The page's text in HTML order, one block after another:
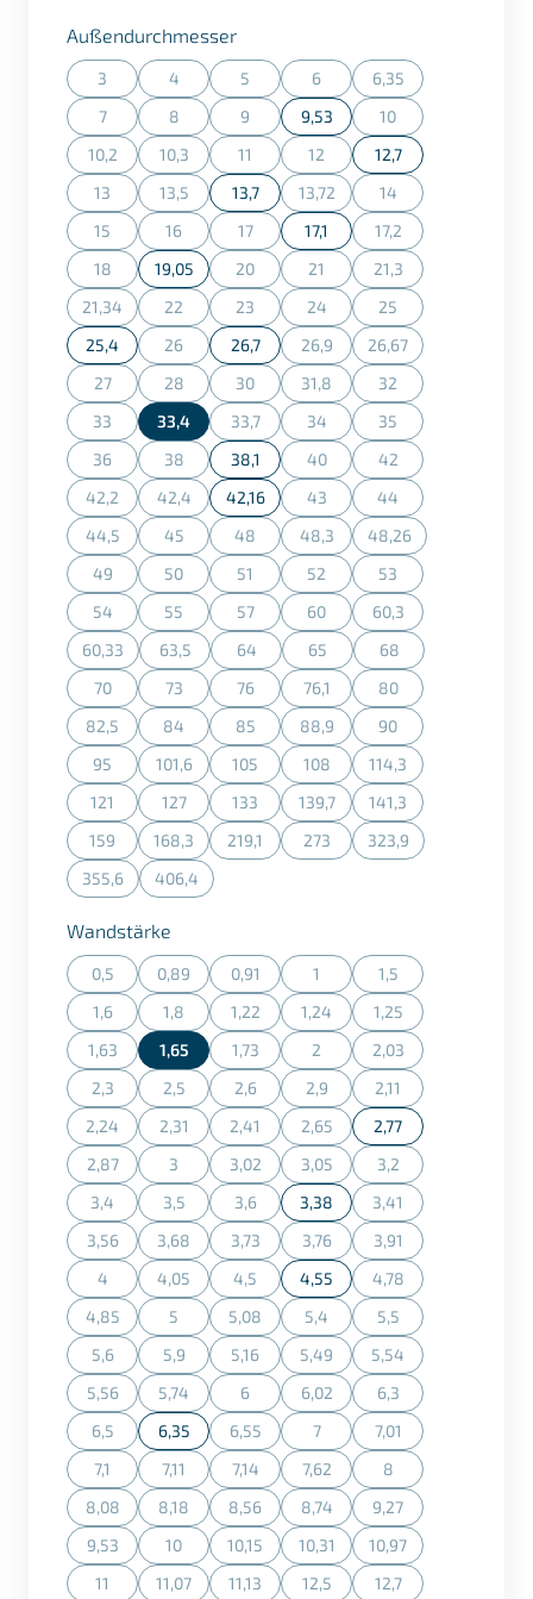
Außendurchmesserauswählen
3
(Diese Option ist zurzeit nicht verfügbar.)
4
(Diese Option ist zurzeit nicht verfügbar.)
5
(Diese Option ist zurzeit nicht verfügbar.)
6
(Diese Option ist zurzeit nicht
6,35
(Diese Option ist
7
(Diese Option ist zurzeit nicht verfügbar.)
8
(Diese Option ist zurzeit nicht verfügbar.)
9
(Diese Option ist zurzeit nicht verfügbar.)
9,53 10
(Diese Option ist
10,2
(Diese Option ist zurzeit nicht verfügbar.)
10,3
(Diese Option ist zurzeit nicht verfügbar.)
11
(Diese Option ist zurzeit nicht verfügbar.)
12
(Diese Option ist zurzeit nicht
12,7
13
(Diese Option ist zurzeit nicht verfügbar.)
13,5
(Diese Option ist zurzeit nicht verfügbar.)
13,7 13,72
(Diese Option ist zurzeit nicht
14
(Diese Option ist
15
(Diese Option ist zurzeit nicht verfügbar.)
16
(Diese Option ist zurzeit nicht verfügbar.)
17
(Diese Option ist zurzeit nicht verfügbar.)
17,1 17,2
(Diese Option ist
18
(Diese Option ist zurzeit nicht verfügbar.)
19,05 20
(Diese Option ist zurzeit nicht verfügbar.)
21
(Diese Option ist zurzeit nicht
21,3
(Diese Option ist
21,34
(Diese Option ist zurzeit nicht verfügbar.)
22
(Diese Option ist zurzeit nicht verfügbar.)
23
(Diese Option ist zurzeit nicht verfügbar.)
24
(Diese Option ist zurzeit nicht
25
(Diese Option ist
25,4 26
(Diese Option ist zurzeit nicht verfügbar.)
26,7 26,9
(Diese Option ist zurzeit nicht
26,67
(Diese Option ist
27
(Diese Option ist zurzeit nicht verfügbar.)
28
(Diese Option ist zurzeit nicht verfügbar.)
30
(Diese Option ist zurzeit nicht verfügbar.)
31,8
(Diese Option ist zurzeit nicht
32
(Diese Option ist
33
(Diese Option ist zurzeit nicht verfügbar.)
33,4 33,7
(Diese Option ist zurzeit nicht verfügbar.)
34
(Diese Option ist zurzeit nicht
35
(Diese Option ist
36
(Diese Option ist zurzeit nicht verfügbar.)
38
(Diese Option ist zurzeit nicht verfügbar.)
38,1 40
(Diese Option ist zurzeit nicht
42
(Diese Option ist
42,2
(Diese Option ist zurzeit nicht verfügbar.)
42,4
(Diese Option ist zurzeit nicht verfügbar.)
42,16 43
(Diese Option ist zurzeit nicht
44
(Diese Option ist
44,5
(Diese Option ist zurzeit nicht verfügbar.)
45
(Diese Option ist zurzeit nicht verfügbar.)
48
(Diese Option ist zurzeit nicht verfügbar.)
48,3
(Diese Option ist zurzeit nicht
48,26
(Diese Option ist
49
(Diese Option ist zurzeit nicht verfügbar.)
50
(Diese Option ist zurzeit nicht verfügbar.)
51
(Diese Option ist zurzeit nicht verfügbar.)
52
(Diese Option ist zurzeit nicht
53
(Diese Option ist
54
(Diese Option ist zurzeit nicht verfügbar.)
55
(Diese Option ist zurzeit nicht verfügbar.)
57
(Diese Option ist zurzeit nicht verfügbar.)
60
(Diese Option ist zurzeit nicht
60,3
(Diese Option ist
60,33
(Diese Option ist zurzeit nicht verfügbar.)
63,5
(Diese Option ist zurzeit nicht verfügbar.)
64
(Diese Option ist zurzeit nicht verfügbar.)
65
(Diese Option ist zurzeit nicht
68
(Diese Option ist
70
(Diese Option ist zurzeit nicht verfügbar.)
73
(Diese Option ist zurzeit nicht verfügbar.)
76
(Diese Option ist zurzeit nicht verfügbar.)
76,1
(Diese Option ist zurzeit nicht
80
(Diese Option ist
82,5
(Diese Option ist zurzeit nicht verfügbar.)
84
(Diese Option ist zurzeit nicht verfügbar.)
85
(Diese Option ist zurzeit nicht verfügbar.)
88,9
(Diese Option ist zurzeit nicht
90
(Diese Option ist
95
(Diese Option ist zurzeit nicht verfügbar.)
101,6
(Diese Option ist zurzeit nicht verfügbar.)
105
(Diese Option ist zurzeit nicht verfügbar.)
108
(Diese Option ist zurzeit nicht
114,3
(Diese Option ist
121
(Diese Option ist zurzeit nicht verfügbar.)
127
(Diese Option ist zurzeit nicht verfügbar.)
133
(Diese Option ist zurzeit nicht verfügbar.)
139,7
(Diese Option ist zurzeit nicht
141,3
(Diese Option ist
159
(Diese Option ist zurzeit nicht verfügbar.)
168,3
(Diese Option ist zurzeit nicht verfügbar.)
219,1
(Diese Option ist zurzeit nicht verfügbar.)
273
(Diese Option ist zurzeit nicht
323,9
(Diese Option ist
355,6
(Diese Option ist zurzeit nicht verfügbar.)
406,4
(Diese Option ist zurzeit nicht verfügbar.)
Wandstärke
0,5
(Diese Option ist zurzeit nicht verfügbar.)
0,89
(Diese Option ist zurzeit nicht verfügbar.)
0,91
(Diese Option ist zurzeit nicht verfügbar.)
1
(Diese Option ist zurzeit nicht
1,5
(Diese Option ist
1,6
(Diese Option ist zurzeit nicht verfügbar.)
1,8
(Diese Option ist zurzeit nicht verfügbar.)
1,22
(Diese Option ist zurzeit nicht verfügbar.)
1,24
(Diese Option ist zurzeit nicht
1,25
(Diese Option ist
1,63
(Diese Option ist zurzeit nicht verfügbar.)
1,65 1,73
(Diese Option ist zurzeit nicht verfügbar.)
2
(Diese Option ist zurzeit nicht
2,03
(Diese Option ist
2,3
(Diese Option ist zurzeit nicht verfügbar.)
2,5
(Diese Option ist zurzeit nicht verfügbar.)
2,6
(Diese Option ist zurzeit nicht verfügbar.)
2,9
(Diese Option ist zurzeit nicht
2,11
(Diese Option ist
2,24
(Diese Option ist zurzeit nicht verfügbar.)
2,31
(Diese Option ist zurzeit nicht verfügbar.)
2,41
(Diese Option ist zurzeit nicht verfügbar.)
2,65
(Diese Option ist zurzeit nicht
2,77
2,87
(Diese Option ist zurzeit nicht verfügbar.)
3
(Diese Option ist zurzeit nicht verfügbar.)
3,02
(Diese Option ist zurzeit nicht verfügbar.)
3,05
(Diese Option ist zurzeit nicht
3,2
(Diese Option ist
3,4
(Diese Option ist zurzeit nicht verfügbar.)
3,5
(Diese Option ist zurzeit nicht verfügbar.)
3,6
(Diese Option ist zurzeit nicht verfügbar.)
3,38 3,41
(Diese Option ist
3,56
(Diese Option ist zurzeit nicht verfügbar.)
3,68
(Diese Option ist zurzeit nicht verfügbar.)
3,73
(Diese Option ist zurzeit nicht verfügbar.)
3,76
(Diese Option ist zurzeit nicht
3,91
(Diese Option ist
4
(Diese Option ist zurzeit nicht verfügbar.)
4,05
(Diese Option ist zurzeit nicht verfügbar.)
4,5
(Diese Option ist zurzeit nicht verfügbar.)
4,55 4,78
(Diese Option ist
4,85
(Diese Option ist zurzeit nicht verfügbar.)
5
(Diese Option ist zurzeit nicht verfügbar.)
5,08
(Diese Option ist zurzeit nicht verfügbar.)
5,4
(Diese Option ist zurzeit nicht
5,5
(Diese Option ist
5,6
(Diese Option ist zurzeit nicht verfügbar.)
5,9
(Diese Option ist zurzeit nicht verfügbar.)
5,16
(Diese Option ist zurzeit nicht verfügbar.)
5,49
(Diese Option ist zurzeit nicht
5,54
(Diese Option ist
5,56
(Diese Option ist zurzeit nicht verfügbar.)
5,74
(Diese Option ist zurzeit nicht verfügbar.)
6
(Diese Option ist zurzeit nicht verfügbar.)
6,02
(Diese Option ist zurzeit nicht
6,3
(Diese Option ist
6,5
(Diese Option ist zurzeit nicht verfügbar.)
6,35 6,55
(Diese Option ist zurzeit nicht verfügbar.)
7
(Diese Option ist zurzeit nicht
7,01
(Diese Option ist
7,1
(Diese Option ist zurzeit nicht verfügbar.)
7,11
(Diese Option ist zurzeit nicht verfügbar.)
7,14
(Diese Option ist zurzeit nicht verfügbar.)
7,62
(Diese Option ist zurzeit nicht
8
(Diese Option ist
8,08
(Diese Option ist zurzeit nicht verfügbar.)
8,18
(Diese Option ist zurzeit nicht verfügbar.)
8,56
(Diese Option ist zurzeit nicht verfügbar.)
8,74
(Diese Option ist zurzeit nicht
9,27
(Diese Option ist
9,53
(Diese Option ist zurzeit nicht verfügbar.)
10
(Diese Option ist zurzeit nicht verfügbar.)
10,15
(Diese Option ist zurzeit nicht verfügbar.)
10,31
(Diese Option ist zurzeit nicht
10,97
(Diese Option ist
11 11,07 11,13 12,5 12,7